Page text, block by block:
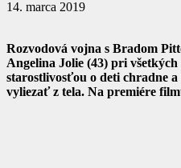
14. marca 2019
Rozvodová vojna s Bradom
Angelina Jolie (43) pri
starostlivosťou o deti chradne
vyliezať z tela. Na premiére